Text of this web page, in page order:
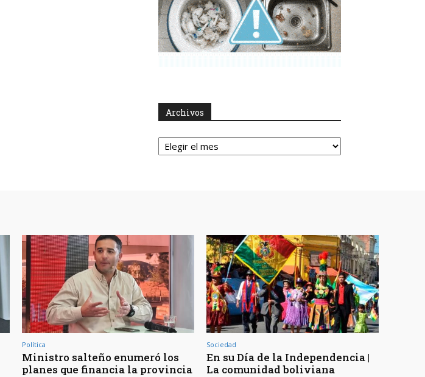
Archivos
Archivos
Política
Ministro salteño enumeró los
planes que financia la provincia
Sociedad
En su Día de la Independencia |
La comunidad boliviana